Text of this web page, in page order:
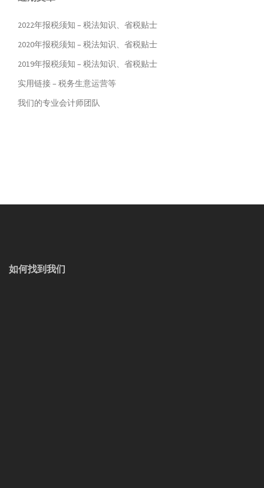
2022年报税须知 – 税法知识、省税贴士
2020年报税须知 – 税法知识、省税贴士
2019年报税须知 – 税法知识、省税贴士
实用链接 – 税务生意运营等
我们的专业会计师团队
如何找到我们